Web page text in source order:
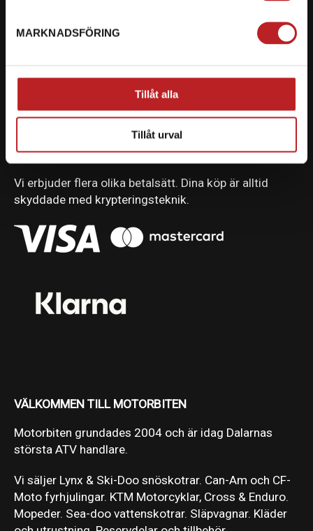
MARKNADSFÖRING
Tillåt alla
Tillåt urval
Org. nummer: 5566689278
Ryckepungsvägen 3, 79177 Falun
BETALNING
Vi erbjuder flera olika betalsätt. Dina köp är alltid
skyddade med krypteringsteknik.
VÄLKOMMEN TILL MOTORBITEN
Motorbiten grundades 2004 och är idag Dalarnas
största ATV handlare.
Vi säljer Lynx & Ski-Doo snöskotrar. Can-Am och CF-
Moto fyrhjulingar. KTM Motorcyklar, Cross & Enduro.
Mopeder. Sea-doo vattenskotrar. Släpvagnar. Kläder